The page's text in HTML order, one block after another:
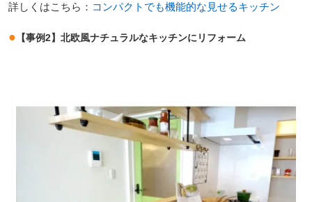
詳しくはこちら： コンパクトでも機能的な見せるキッチン
● 【事例2】北欧風ナチュラルなキッチンにリフォーム